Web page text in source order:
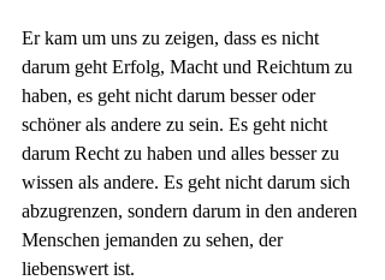
Er kam um uns zu zeigen, dass es nicht
darum geht Erfolg, Macht und Reichtum zu
haben, es geht nicht darum besser oder
schöner als andere zu sein. Es geht nicht
darum Recht zu haben und alles besser zu
wissen als andere. Es geht nicht darum sich
abzugrenzen, sondern darum in den anderen
Menschen jemanden zu sehen, der
liebenswert ist.